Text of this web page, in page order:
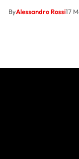
ByAlessandro Rossi17